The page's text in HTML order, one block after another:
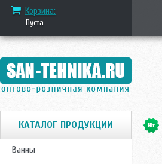
Корзина:
Пуста
КАТАЛОГ ПРОДУКЦИИ
Ванны